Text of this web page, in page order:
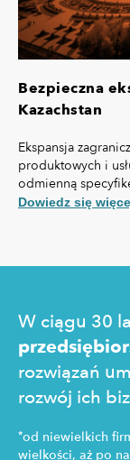
Bezpieczna
Kazachstan
Ekspansja
produktowych i
odmienną
nie tylko
Dowiedz się
W ciągu 30
rozwiązań
rozwój ich
*od niewielkich
wielkości, aż po